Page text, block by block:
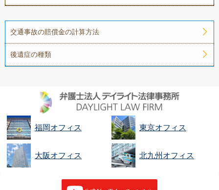
交通事故の賠償金の計算方法
後遺症の種類
福岡オフィス 東京オフィス
大阪オフィス 北九州オフィス